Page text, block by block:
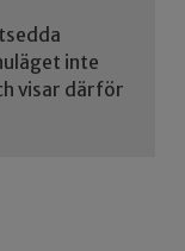
inte
visar därför